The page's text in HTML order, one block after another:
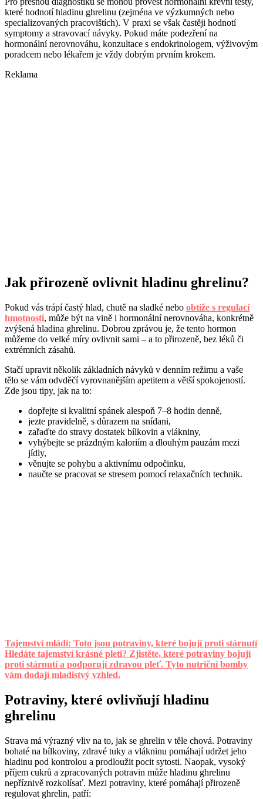
které hodnotí hladinu ghrelinu (zejména ve výzkumných nebo
specializovaných pracovištích). V praxi se však častěji hodnotí
symptomy a stravovací návyky. Pokud máte podezření na
hormonální nerovnováhu, konzultace s endokrinologem, výživovým
poradcem nebo lékařem je vždy dobrým prvním krokem.
Reklama
Jak přirozeně ovlivnit hladinu ghrelinu?
Pokud vás trápí častý hlad, chutě na sladké nebo obtíže s regulací
hmotnosti, může být na vině i hormonální nerovnováha, konkrétně
zvýšená hladina ghrelinu. Dobrou zprávou je, že tento hormon
můžeme do velké míry ovlivnit sami – a to přirozeně, bez léků či
extrémních zásahů.
Stačí upravit několik základních návyků v denním režimu a vaše
tělo se vám odvděčí vyrovnanějším apetitem a větší spokojeností.
Zde jsou tipy, jak na to:
dopřejte si kvalitní spánek alespoň 7–8 hodin denně,
jezte pravidelně, s důrazem na snídani,
zařaďte do stravy dostatek bílkovin a vlákniny,
vyhýbejte se prázdným kaloriím a dlouhým pauzám mezi
jídly,
věnujte se pohybu a aktivnímu odpočinku,
naučte se pracovat se stresem pomocí relaxačních technik.
Tajemství mládí: Toto jsou potraviny, které bojují proti stárnutí
Hledáte tajemství krásné pleti? Zjistěte, které potraviny bojují
proti stárnutí a podporují zdravou pleť. Tyto nutriční bomby
vám dodají mladistvý vzhled.
Potraviny, které ovlivňují hladinu
ghrelinu
Strava má výrazný vliv na to, jak se ghrelin v těle chová. Potraviny
bohaté na bílkoviny, zdravé tuky a vlákninu pomáhají udržet jeho
hladinu pod kontrolou a prodloužit pocit sytosti. Naopak, vysoký
příjem cukrů a zpracovaných potravin může hladinu ghrelinu
nepříznivě rozkolísať. Mezi potraviny, které pomáhají přirozeně
regulovat ghrelin, patří: